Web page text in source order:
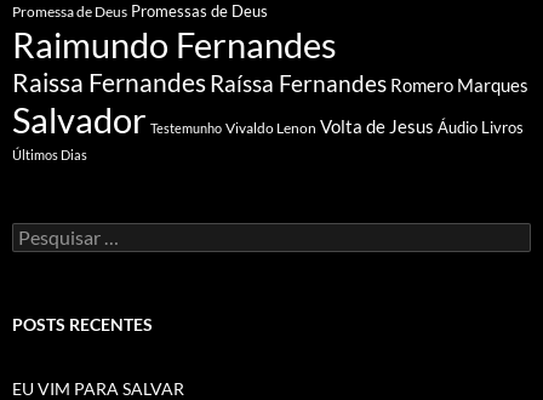
Promessa de Deus Promessas de Deus
Raimundo Fernandes
Raissa FernandesRaíssa Fernandes Romero Marques
Salvador Testemunho Vivaldo Lenon Volta de Jesus Áudio Livros
Últimos Dias
Pesquisar
por:
POSTS RECENTES
EU VIM PARA SALVAR